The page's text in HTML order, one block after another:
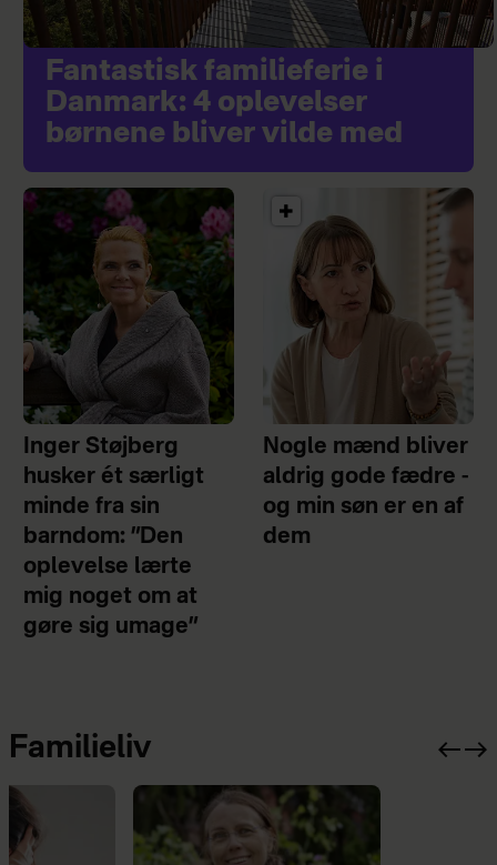
Fantastisk familieferie i
Danmark: 4 oplevelser
børnene bliver vilde med
Inger Støjberg
husker ét særligt
minde fra sin
barndom: ”Den
oplevelse lærte
mig noget om at
gøre sig umage”
Nogle mænd bliver
aldrig gode fædre -
og min søn er en af
dem
Familieliv